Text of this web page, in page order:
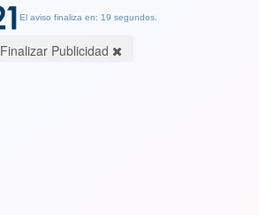
El aviso finaliza en: 19 segundos.
Finalizar Publicidad